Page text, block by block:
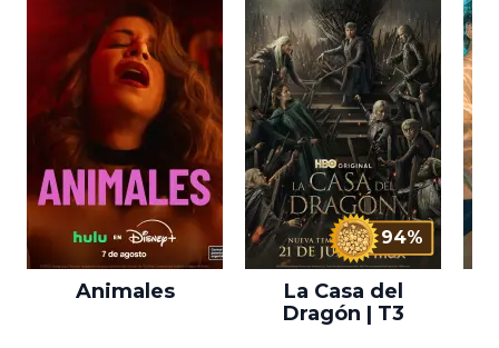
Animales
94%
La Casa del
Dragón | T3